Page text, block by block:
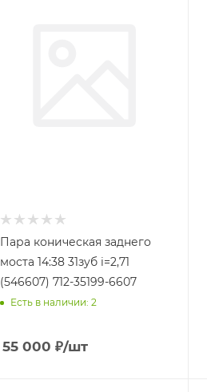
Пара коническая заднего
моста 14:38 31зуб i=2,71
(546607) 712-35199-6607
Есть в наличии: 2
55 000 ₽/шт